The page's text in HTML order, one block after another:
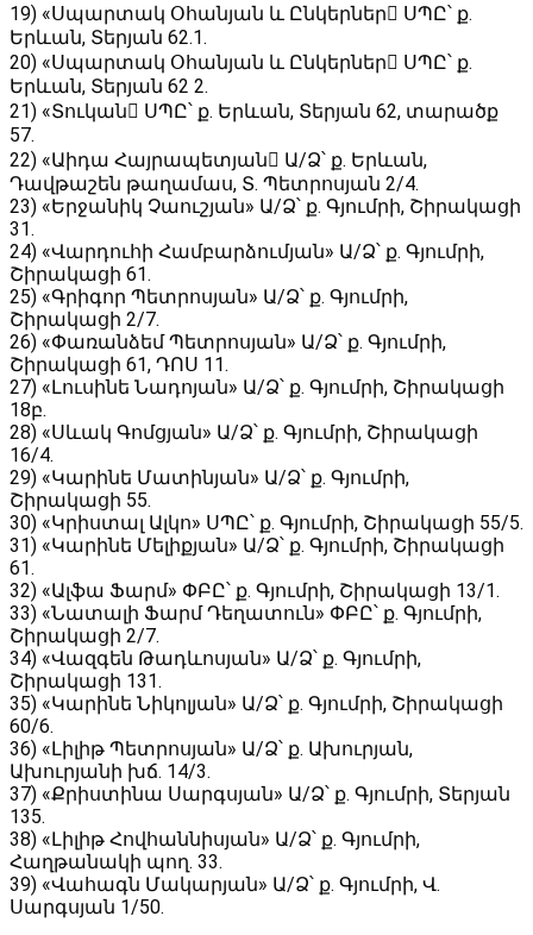
19) «Սպարտակ Օհանյան և Ընկերներ ՍՊԸ՝ ք․
Երևան, Տերյան 62․1․
20) «Սպարտակ Օհանյան և Ընկերներ ՍՊԸ՝ ք․
Երևան, Տերյան 62 2․
21) «Տուկան ՍՊԸ՝ ք․ Երևան, Տերյան 62, տարածք
57․
22) «Աիդա Հայրապետյան Ա/Ձ՝ ք․ Երևան,
Դավթաշեն թաղամաս, Տ․ Պետրոսյան 2/4.
23) «Երջանիկ Չաուշյան» Ա/Ձ՝ ք. Գյումրի, Շիրակացի
31․
24) «Վարդուհի Համբարձումյան» Ա/Ձ՝ ք. Գյումրի,
Շիրակացի 61․
25) «Գրիգոր Պետրոսյան» Ա/Ձ՝ ք. Գյումրի,
Շիրակացի 2/7․
26) «Փառանձեմ Պետրոսյան» Ա/Ձ՝ ք. Գյումրի,
Շիրակացի 61, ԴՈՍ 11․
27) «Լուսինե Նադոյան» Ա/Ձ՝ ք. Գյումրի, Շիրակացի
18բ․
28) «Սևակ Գոմցյան» Ա/Ձ՝ ք. Գյումրի, Շիրակացի
16/4․
29) «Կարինե Մատինյան» Ա/Ձ՝ ք. Գյումրի,
Շիրակացի 55․
30) «Կրիստալ Ալկո» ՍՊԸ՝ ք. Գյումրի, Շիրակացի 55/5․
31) «Կարինե Մելիքյան» Ա/Ձ՝ ք. Գյումրի, Շիրակացի
61․
32) «Ալֆա Ֆարմ» ՓԲԸ՝ ք. Գյումրի, Շիրակացի 13/1․
33) «Նատալի Ֆարմ Դեղատուն» ՓԲԸ՝ ք. Գյումրի,
Շիրակացի 2/7․
34) «Վազգեն Թադևոսյան» Ա/Ձ՝ ք. Գյումրի,
Շիրակացի 131․
35) «Կարինե Նիկոլյան» Ա/Ձ՝ ք. Գյումրի, Շիրակացի
60/6․
36) «Լիլիթ Պետրոսյան» Ա/Ձ՝ ք. Ախուրյան,
Ախուրյանի խճ. 14/3․
37) «Քրիստինա Սարգսյան» Ա/Ձ՝ ք. Գյումրի, Տերյան
135․
38) «Լիլիթ Հովհաննիսյան» Ա/Ձ՝ ք. Գյումրի,
Հաղթանակի պող. 33․
39) «Վահագն Մակարյան» Ա/Ձ՝ ք. Գյումրի, Վ.
Սարգսյան 1/50․